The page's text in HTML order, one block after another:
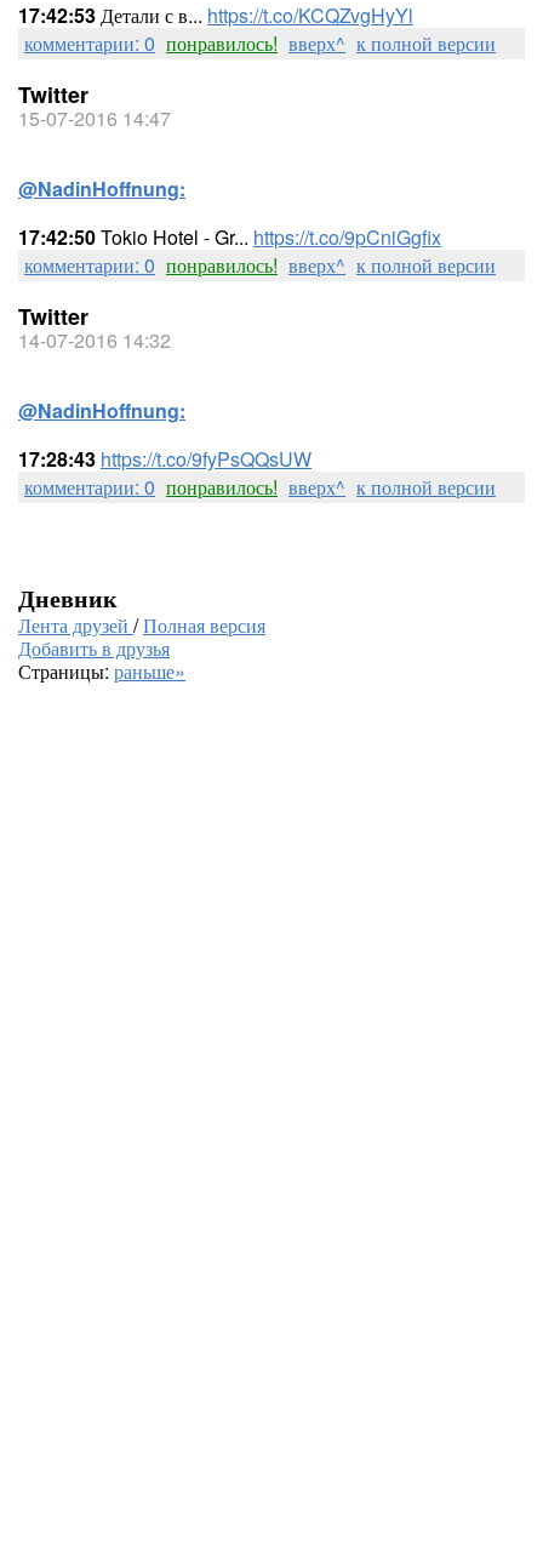
17:42:53Детали с в... https://t.co/KCQZvgHyYl
комментарии: 0 понравилось! вверх^ к полной версии
Twitter
15-07-2016 14:47
@NadinHoffnung:
17:42:50Tokio Hotel - Gr... https://t.co/9pCniGgfix
комментарии: 0 понравилось! вверх^ к полной версии
Twitter
14-07-2016 14:32
@NadinHoffnung:
17:28:43 https://t.co/9fyPsQQsUW
комментарии: 0 понравилось! вверх^ к полной версии
Дневник
Лента друзей /Полная версия
Добавить в друзья
Страницы: раньше»